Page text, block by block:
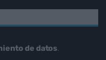
de datos.